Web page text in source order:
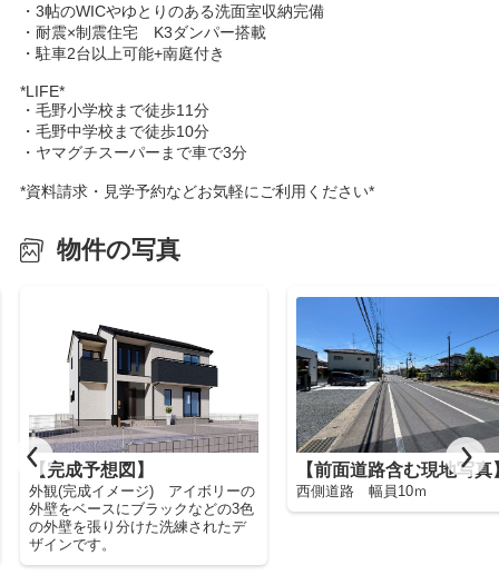
・3帖のWICやゆとりのある洗面室収納完備
・耐震×制震住宅 K3ダンパー搭載
・駐車2台以上可能+南庭付き
*LIFE*
・毛野小学校まで徒歩11分
・毛野中学校まで徒歩10分
・ヤマグチスーパーまで車で3分
*資料請求・見学予約などお気軽にご利用ください*
物件の写真
【完成予想図】
外観(完成イメージ) アイボリーの
外壁をベースにブラックなどの3色
の外壁を張り分けた洗練されたデ
ザインです。
【前面道路含む現地写真
西側道路 幅員10ｍ